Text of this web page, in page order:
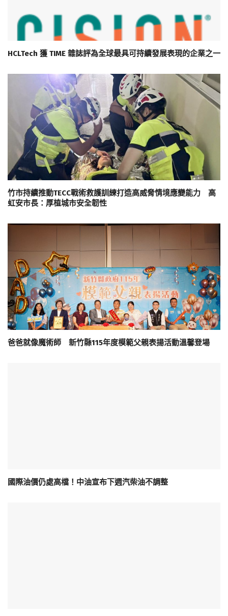
HCLTech 獲 TIME 雜誌評為全球最具可持續發展表現的企業之一
竹市持續推動TECC戰術救護訓練打造高威脅情境應變能力 高
虹安市長：厚植城市安全韌性
爸爸就像魔術師 新竹縣115年度模範父親表揚活動溫馨登場
國際油價仍處高檔！中油宣布下週汽柴油不調整